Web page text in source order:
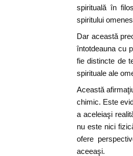
spirituală în
spiritului
Dar această
întotdeauna cu
fie distincte de
spirituale ale
Această
chimic. Este
a aceleiaşi
nu este nici
ofere
aceeaşi.